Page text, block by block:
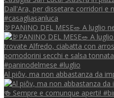
🦃PANINO DEL MESE🥗 A luglio
Al piôv, ma non abbastanza da